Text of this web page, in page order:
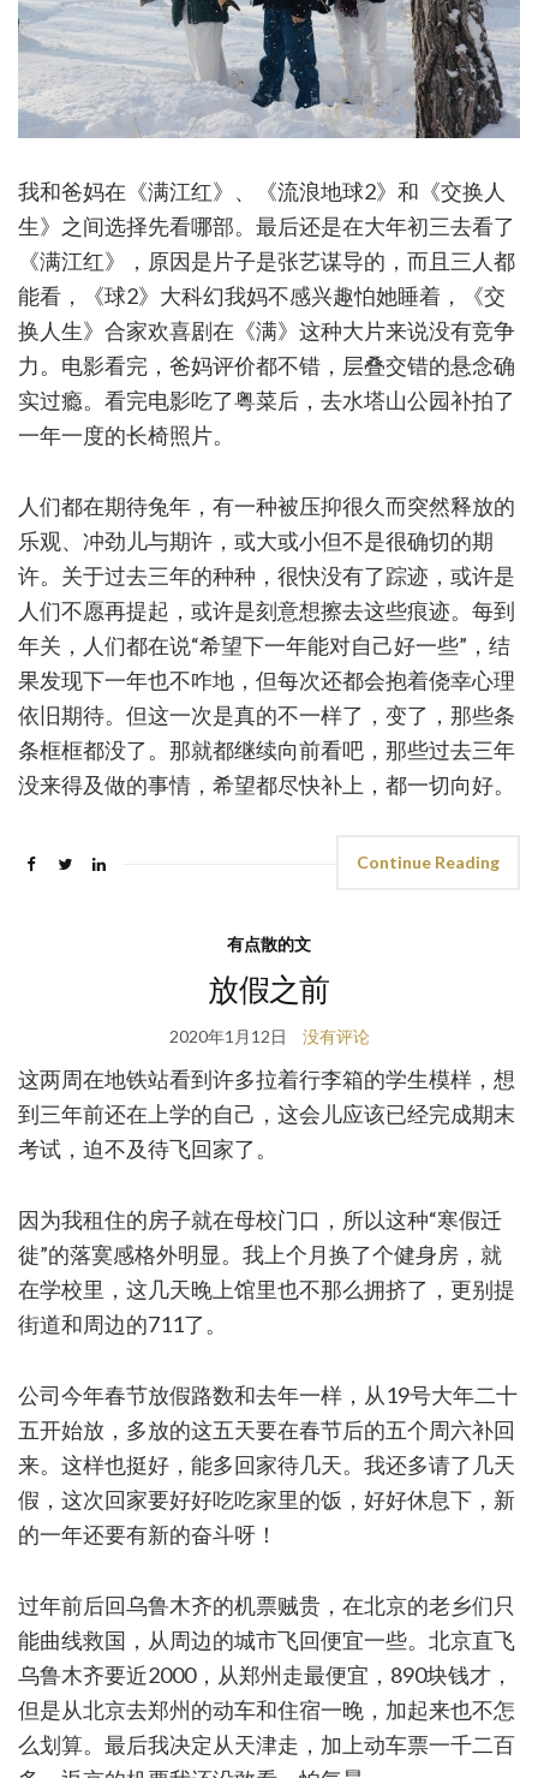
我和爸妈在《满江红》、《流浪地球2》和《交换人
生》之间选择先看哪部。最后还是在大年初三去看了
《满江红》，原因是片子是张艺谋导的，而且三人都
能看，《球2》大科幻我妈不感兴趣怕她睡着，《交
换人生》合家欢喜剧在《满》这种大片来说没有竞争
力。电影看完，爸妈评价都不错，层叠交错的悬念确
实过瘾。看完电影吃了粤菜后，去水塔山公园补拍了
一年一度的长椅照片。
人们都在期待兔年，有一种被压抑很久而突然释放的
乐观、冲劲儿与期许，或大或小但不是很确切的期
许。关于过去三年的种种，很快没有了踪迹，或许是
人们不愿再提起，或许是刻意想擦去这些痕迹。每到
年关，人们都在说“希望下一年能对自己好一些”，结
果发现下一年也不咋地，但每次还都会抱着侥幸心理
依旧期待。但这一次是真的不一样了，变了，那些条
条框框都没了。那就都继续向前看吧，那些过去三年
没来得及做的事情，希望都尽快补上，都一切向好。
Continue Reading
有点散的文
放假之前
2020年1月12日 没有评论
这两周在地铁站看到许多拉着行李箱的学生模样，想
到三年前还在上学的自己，这会儿应该已经完成期末
考试，迫不及待飞回家了。
因为我租住的房子就在母校门口，所以这种“寒假迁
徙”的落寞感格外明显。我上个月换了个健身房，就
在学校里，这几天晚上馆里也不那么拥挤了，更别提
街道和周边的711了。
公司今年春节放假路数和去年一样，从19号大年二十
五开始放，多放的这五天要在春节后的五个周六补回
来。这样也挺好，能多回家待几天。我还多请了几天
假，这次回家要好好吃吃家里的饭，好好休息下，新
的一年还要有新的奋斗呀！
过年前后回乌鲁木齐的机票贼贵，在北京的老乡们只
能曲线救国，从周边的城市飞回便宜一些。北京直飞
乌鲁木齐要近2000，从郑州走最便宜，890块钱才，
但是从北京去郑州的动车和住宿一晚，加起来也不怎
么划算。最后我决定从天津走，加上动车票一千二百